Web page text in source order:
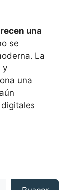
una
se
La
y
una